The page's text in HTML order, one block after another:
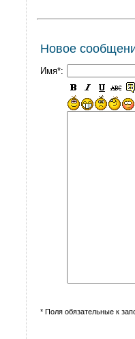
Новое
Имя*:
* Поля обязательные к